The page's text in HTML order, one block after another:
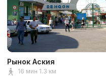
Рынок Аския
16 мин 1.3 км